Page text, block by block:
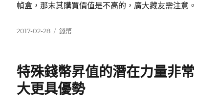
幀盒，那末其購買價值是不高的，廣大藏友需注意。
發
2017-02-28
分
錢幣
特殊錢幣昇值的潛在力量非常
大更具優勢